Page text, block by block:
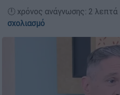
🕛 χρόνος ανάγνωσης: 2
σχολιασμό